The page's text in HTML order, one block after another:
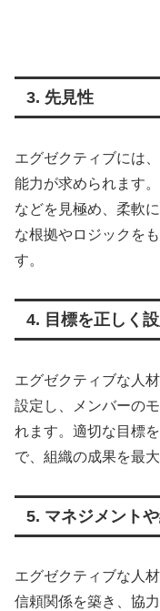
3. 先見性
エグゼクティブには
能力が求められます
などを見極め、柔軟
な根拠やロジックを
す。
4. 目標を正しく
エグゼクティブな人
設定し、メンバーの
れます。適切な目標
で、組織の成果を最
5. マネジメント
エグゼクティブな人
信頼関係を築き、協